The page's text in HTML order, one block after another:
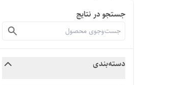
جستجو در نتایج
دسته‌بندی